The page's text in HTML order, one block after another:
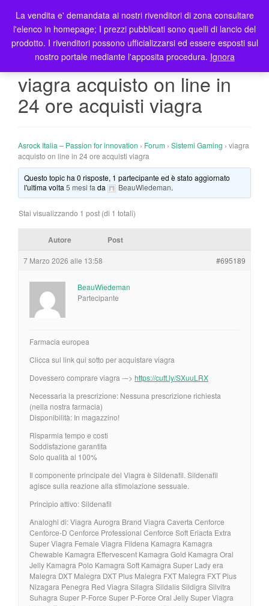
T
o
g
l
a
i
viagra acquisto on line in
24 ore acquisti viagra
Asrock Italia – Passion for innovation › Forum › Sistemi Gaming › viagra
acquisto on line in 24 ore acquisti viagra
Questo topic ha 0 risposte, 1 partecipante ed è stato aggiornato
l'ultima volta5 mesi fa da BeauWiedeman.
Stai visualizzando 1 post (di 1 totali)
Autore Post
7 Marzo 2026 alle 13:58 #695189
BeauWiedeman
Partecipante
Farmacia europea
Clicca sul link qui sotto per acquistare viagra
Dovessero comprare viagra -–> https://cutt.ly/SXuuLRX
Necessaria la prescrizione: Nessuna prescrizione richiesta
(nella nostra farmacia)
Disponibilità: In magazzino!
Risparmia tempo e costi
Soddisfazione garantita
Solo qualità al 100%
Il componente principale del Viagra è Sildenafil. Sildenafil
agisce sulla reazione alla stimolazione sessuale.
Principio attivo: Sildenafil
Analoghi di: Viagra Aurogra Brand Viagra Caverta Cenforce
Cenforce-D Cenforce Professional Cenforce Soft Eriacta Extra
Super Viagra Female Viagra Fildena Kamagra Kamagra
Chewable Kamagra Effervescent Kamagra Gold Kamagra Oral
Jelly Kamagra Polo Kamagra Soft Kamagra Super Lady era
Malegra DXT Malegra DXT Plus Malegra FXT Malegra FXT Plus
Nizagara Penegra Red Viagra Silagra Sildalis Sildigra Silvitra
Suhagra Super P-Force Super P-Force Oral Jelly Super Viagra
La vendita e' demandata ai nostri rivenditori di zona consultare
l'elenco in homepage; I prezzi pubblicati sono quelli di lancio del
prodotto. I rivenditori possono ufficializzarsi ed essere esposti sul
nostro portale mediante l'apposita procedura. Ignora